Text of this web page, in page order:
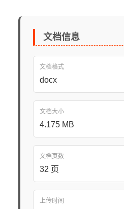
文档信息
文档格式
docx
文档大小
4.175 MB
文档页数
32 页
上传时间